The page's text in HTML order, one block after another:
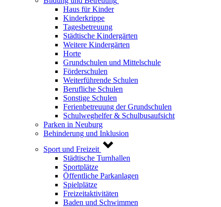
Haus für Kinder
Kinderkrippe
Tagesbetreuung
Städtische Kindergärten
Weitere Kindergärten
Horte
Grundschulen und Mittelschule
Förderschulen
Weiterführende Schulen
Berufliche Schulen
Sonstige Schulen
Ferienbetreuung der Grundschulen
Schulweghelfer & Schulbusaufsicht
Parken in Neuburg
Behinderung und Inklusion
Sport und Freizeit
Städtische Turnhallen
Sportplätze
Öffentliche Parkanlagen
Spielplätze
Freizeitaktivitäten
Baden und Schwimmen